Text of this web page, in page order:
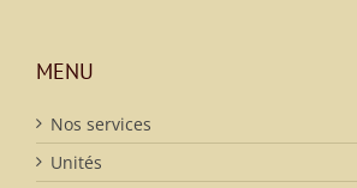
MENU
Nos services
Unités